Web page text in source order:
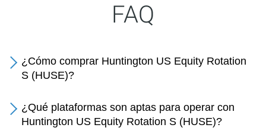
FAQ
¿Cómo comprar Huntington US Equity Rotation
S (HUSE)?
¿Qué plataformas son aptas para operar con
Huntington US Equity Rotation S (HUSE)?